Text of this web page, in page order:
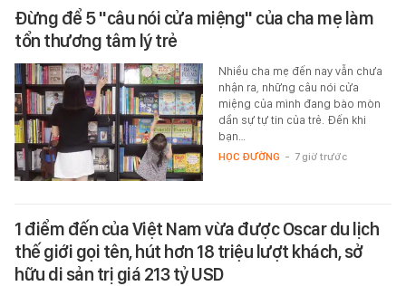
Đừng để 5 "câu nói cửa miệng" của cha mẹ làm
tổn thương tâm lý trẻ
Nhiều cha mẹ đến nay vẫn chưa
nhận ra, những câu nói cửa
miệng của mình đang bào mòn
dần sự tự tin của trẻ. Đến khi
bạn…
HỌC ĐƯỜNG - 7 giờ trước
1 điểm đến của Việt Nam vừa được Oscar du lịch
thế giới gọi tên, hút hơn 18 triệu lượt khách, sở
hữu di sản trị giá 213 tỷ USD